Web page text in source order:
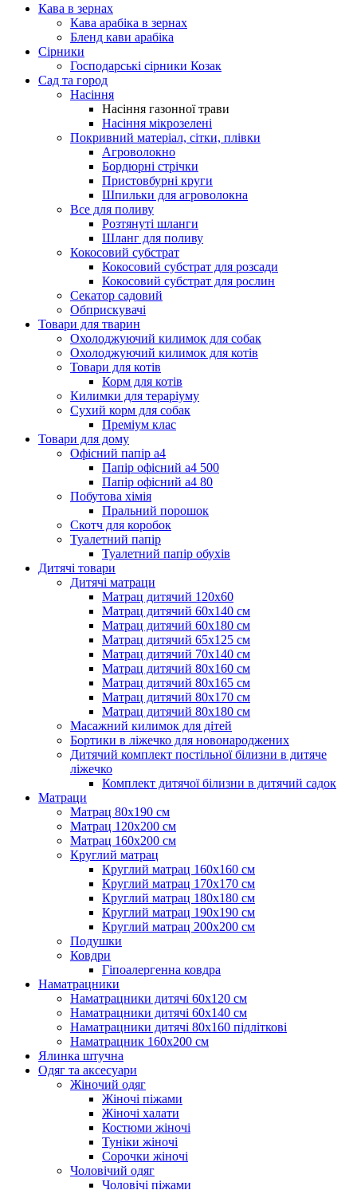
Кава в зернах
Кава арабіка в зернах
Бленд кави арабіка
Сірники
Господарські сірники Козак
Сад та город
Насіння
Насіння газонної трави
Насіння мікрозелені
Покривний матеріал, сітки, плівки
Агроволокно
Бордюрні стрічки
Пристовбурні круги
Шпильки для агроволокна
Все для поливу
Розтянуті шланги
Шланг для поливу
Кокосовий субстрат
Кокосовий субстрат для розсади
Кокосовий субстрат для рослин
Секатор садовий
Обприскувачі
Товари для тварин
Охолоджуючий килимок для собак
Охолоджуючий килимок для котів
Товари для котів
Корм для котів
Килимки для тераріуму
Сухий корм для собак
Преміум клас
Товари для дому
Офісний папір а4
Папір офісний а4 500
Папір офісний а4 80
Побутова хімія
Пральний порошок
Скотч для коробок
Туалетний папір
Туалетний папір обухів
Дитячі товари
Дитячі матраци
Матрац дитячий 120х60
Матрац дитячий 60х140 см
Матрац дитячий 60х180 см
Матрац дитячий 65х125 см
Матрац дитячий 70х140 см
Матрац дитячий 80х160 см
Матрац дитячий 80х165 см
Матрац дитячий 80х170 см
Матрац дитячий 80х180 см
Масажний килимок для дітей
Бортики в ліжечко для новонароджених
Дитячий комплект постільної білизни в дитяче
ліжечко
Комплект дитячої білизни в дитячий садок
Матраци
Матрац 80х190 см
Матрац 120х200 см
Матрац 160х200 см
Круглий матрац
Круглий матрац 160х160 см
Круглий матрац 170х170 см
Круглий матрац 180х180 см
Круглий матрац 190х190 см
Круглий матрац 200х200 см
Подушки
Ковдри
Гіпоалергенна ковдра
Наматрацники
Наматрацники дитячі 60х120 см
Наматрацники дитячі 60х140 см
Наматрацники дитячі 80х160 підліткові
Наматрацник 160х200 см
Ялинка штучна
Одяг та аксесуари
Жіночий одяг
Жіночі піжами
Жіночі халати
Костюми жіночі
Туніки жіночі
Сорочки жіночі
Чоловічий одяг
Чоловічі піжами